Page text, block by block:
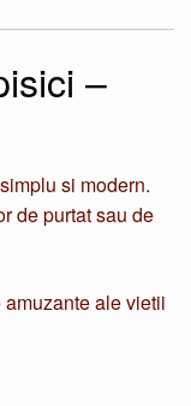
–
si modern.
de purtat sau de
ale vietii